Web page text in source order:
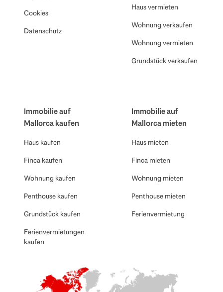
Cookies
Datenschutz
Haus vermieten
Wohnung verkaufen
Wohnung vermieten
Grundstück verkaufen
Immobilie auf
Mallorca kaufen
Haus kaufen
Finca kaufen
Wohnung kaufen
Penthouse kaufen
Grundstück kaufen
Ferienvermietungen
kaufen
Immobilie auf
Mallorca mieten
Haus mieten
Finca mieten
Wohnung mieten
Penthouse mieten
Ferienvermietung